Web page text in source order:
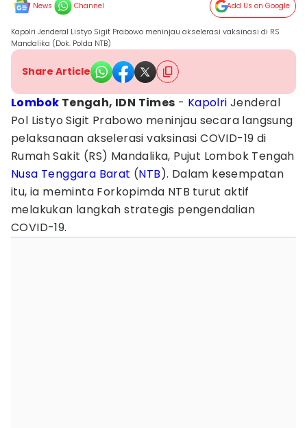
News Channel Add Us on Google
Kapolri Jenderal Listyo Sigit Prabowo meninjau akselerasi vaksinasi di RS
Mandalika (Dok. Polda NTB)
Share Article
Lombok Tengah, IDN Times - Kapolri Jenderal
Pol Listyo Sigit Prabowo meninjau secara langsung
pelaksanaan akselerasi vaksinasi COVID-19 di
Rumah Sakit (RS) Mandalika, Pujut Lombok Tengah
Nusa Tenggara Barat (NTB). Dalam kesempatan
itu, ia meminta Forkopimda NTB turut aktif
melakukan langkah strategis pengendalian
COVID-19.